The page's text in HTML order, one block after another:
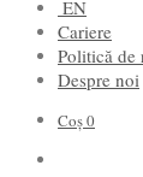
EN
Cariere
Politică de
Despre noi
Coș0